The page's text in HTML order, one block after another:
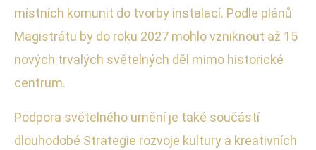
místních komunit do tvorby instalací. Podle plánů
Magistrátu by do roku 2027 mohlo vzniknout až 15
nových trvalých světelných děl mimo historické
centrum.
Podpora světelného umění je také součástí
dlouhodobé Strategie rozvoje kultury a kreativních